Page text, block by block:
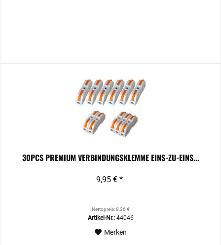
30PCS PREMIUM VERBINDUNGSKLEMME EINS-ZU-EINS...
9,95 € *
Nettopreis: 8,36 €
Artikel-Nr.:44046
Merken